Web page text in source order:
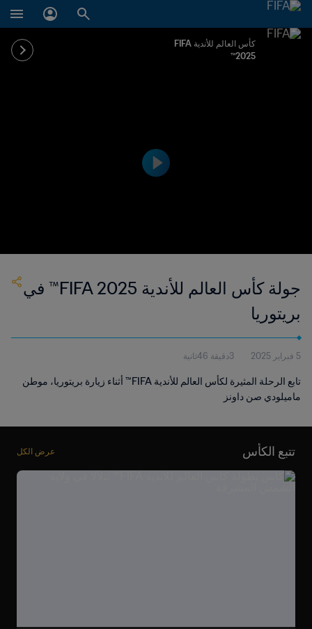
كأس العالم للأندية FIFA
2025™
جولة كأس العالم للأندية FIFA 2025™ في
بريتوريا
5 فبراير 2025 3دقيقة 46ثانية
تابع الرحلة المثيرة لكأس العالم للأندية FIFA™ أثناء زيارة بريتوريا، موطن
ماميلودي صن داونز
تتبع الكأس عرض الكل